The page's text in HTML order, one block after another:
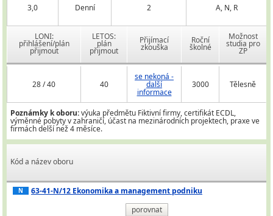
3,0 Denní 2 A, N, R
LONI:
přihlášení/plán
přijmout
LETOS:
plán
přijmout
Přijímací
zkouška
Roční
školné
Možnost
studia pro
ZP
28 / 40 40
se nekoná -
další
informace
3000 Tělesně
Poznámky k oboru:výuka předmětu Fiktivní firmy, certifikát ECDL,
výměnné pobyty v zahraničí, účast na mezinárodních projektech, praxe ve
firmách delší než 4 měsíce.
Kód a název oboru
N
63-41-N/12 Ekonomika a management podniku
porovnat